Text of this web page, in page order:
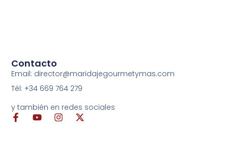
Contacto
Email: director@maridajegourmetymas.com
Tél: +34 669 764 279
y también en redes sociales